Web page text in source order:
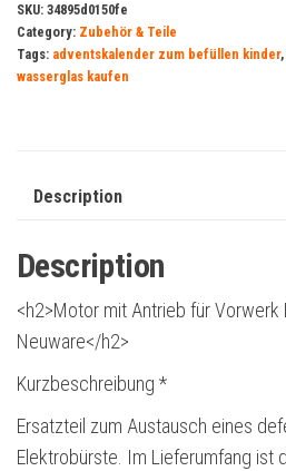
SKU: 34895d0150fe
Category: Zubehör & Teile
Tags: adventskalender zum befüllen kinder,
wasserglas kaufen
Description
Description
<h2>Motor mit Antrieb für Vorwerk
Neuware</h2>
Kurzbeschreibung *
Ersatzteil zum Austausch eines
Elektrobürste. Im Lieferumfang ist